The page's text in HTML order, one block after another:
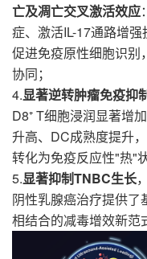
亡及凋亡交叉激活效应
症、激活IL-17通路增
促进免疫原性细胞识别
协同；
4.显著逆转肿瘤免疫抑
D8⁺ T细胞浸润显著增
升高、DC成熟度提升
转化为免疫反应性"热"状
5.显著抑制TNBC生长
阴性乳腺癌治疗提供
相结合的减毒增效新范